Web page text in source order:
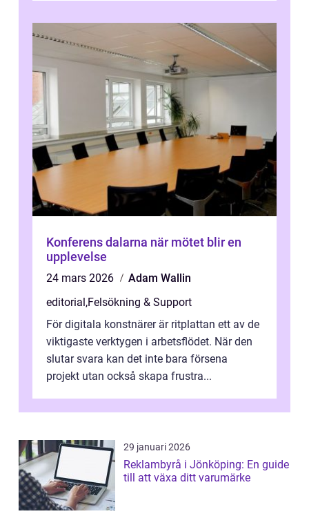
Konferens dalarna när mötet blir en
upplevelse
24 mars 2026
Adam Wallin
editorial ,Felsökning & Support
För digitala konstnärer är ritplattan ett av de
viktigaste verktygen i arbetsflödet. När den
slutar svara kan det inte bara försena
projekt utan också skapa frustra...
29 januari 2026
Reklambyrå i Jönköping: En guide
till att växa ditt varumärke